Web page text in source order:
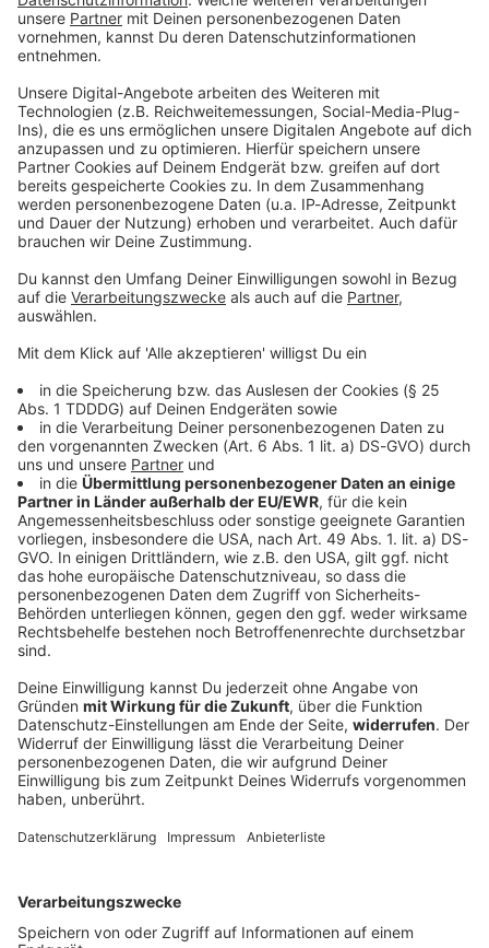
Du möchtest uns etwas sagen?
Kontaktformular
Sprachnachricht
© dpa-infocom, dpa:260618-930-245114/1
DAS KÖNNTE DICH AUCH INTERESSIEREN
Bayern
Mitten in der Nacht eskaliert ein Streit: Ein 30-Jähriger
und sein Stiefsohn gehen zu Boden. Der Jugendliche
zückt ein Messer.